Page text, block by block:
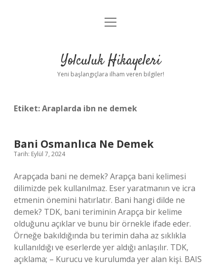
Anasayfa
Yasal Uyarı
menüyü
Yolculuk Hikayeleri
Yeni başlangıçlara ilham veren bilgiler!
Etiket:Araplarda ibn ne demek
Bani Osmanlıca Ne Demek
Tarih: Eylül 7, 2024
Arapçada bani ne demek? Arapça bani kelimesi
dilimizde pek kullanılmaz. Eser yaratmanın ve icra
etmenin önemini hatırlatır. Bani hangi dilde ne
demek? TDK, bani teriminin Arapça bir kelime
olduğunu açıklar ve bunu bir örnekle ifade eder.
Örneğe bakıldığında bu terimin daha az sıklıkla
kullanıldığı ve eserlerde yer aldığı anlaşılır. TDK,
açıklama; – Kurucu ve kurulumda yer alan kişi. BAIS